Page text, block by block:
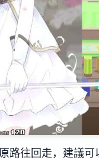
路往回走，建議可